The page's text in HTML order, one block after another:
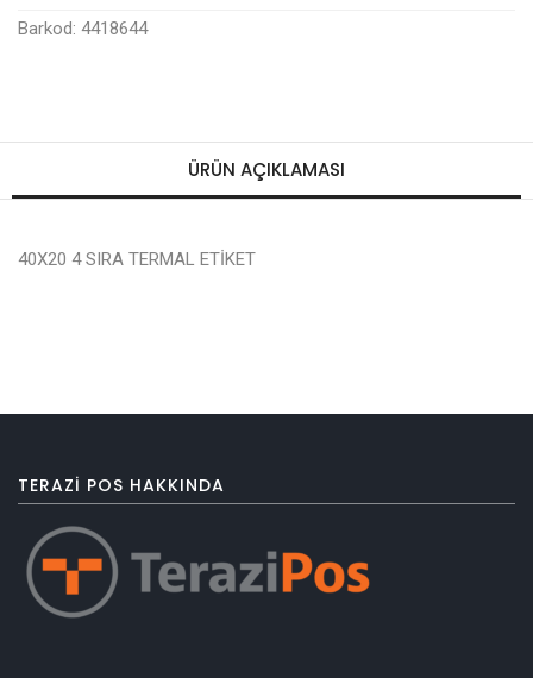
Barkod: 4418644
ÜRÜN AÇIKLAMASI
40X20 4 SIRA TERMAL ETİKET
TERAZI POS HAKKINDA